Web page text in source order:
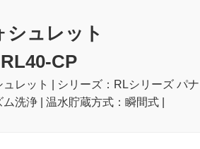
シュレット
CP
ュレット | シリーズ：RLシリーズ パ
ム洗浄 | 温水貯蔵方式：瞬間式 |